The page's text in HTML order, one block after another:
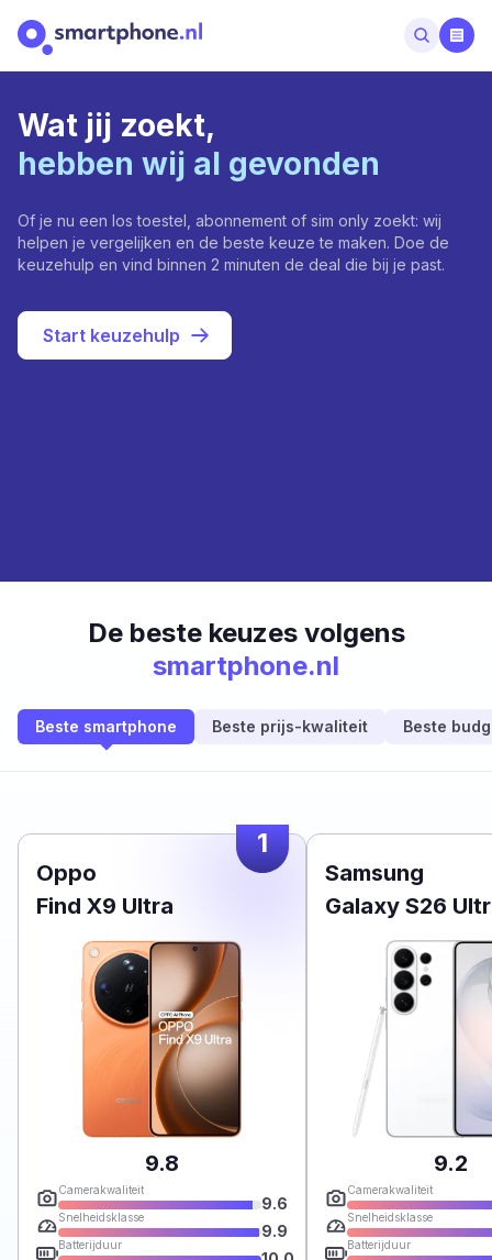
Wat jij zoekt,
hebben wij al gevonden
Of je nu een los toestel, abonnement of sim only zoekt: wij
helpen je vergelijken en de beste keuze te maken. Doe de
keuzehulp en vind binnen 2 minuten de deal die bij je past.
Start keuzehulp
De beste keuzes volgens
smartphone.nl
Beste smartphone Beste prijs-kwaliteit Beste
1
Oppo
Find X9 Ultra
9.8
Camerakwaliteit
9.6
Snelheidsklasse
9.9
Batterijduur
Samsung
Galaxy S26
9.2
Camerakwaliteit
Snelheidsklasse
Batterijduur